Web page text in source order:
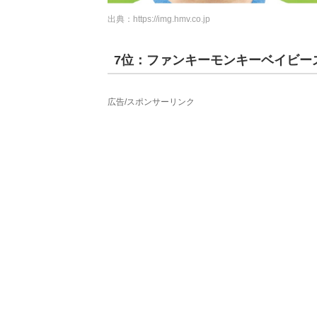
出典： https://img.hmv.co.jp
7位：ファンキーモンキーベイビー
広告/スポンサーリンク